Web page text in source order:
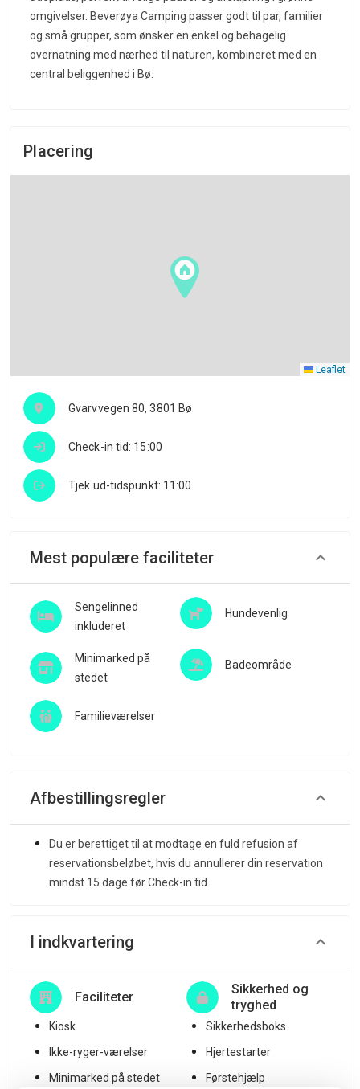
omgivelser. Beverøya Camping passer godt til par, familier
og små grupper, som ønsker en enkel og behagelig
overnatning med nærhed til naturen, kombineret med en
central beliggenhed i Bø.
Placering
Leaflet
Gvarvvegen 80, 3801 Bø
Check-in tid: 15:00
Tjek ud-tidspunkt: 11:00
Mest populære faciliteter
Sengelinned
inkluderet
Hundevenlig
Minimarked på
stedet
Badeområde
Familieværelser
Afbestillingsregler
Du er berettiget til at modtage en fuld refusion af
reservationsbeløbet, hvis du annullerer din reservation
mindst 15 dage før Check-in tid.
I indkvartering
Faciliteter
Kiosk
Ikke-ryger-værelser
Minimarked på stedet
Sikkerhed og
tryghed
Sikkerhedsboks
Hjertestarter
Førstehjælp